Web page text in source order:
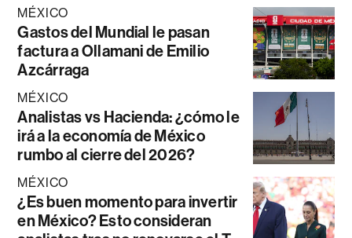
MÉXICO
Gastos del Mundial le pasan
factura a Ollamani de Emilio
Azcárraga
MÉXICO
Analistas vs Hacienda: ¿cómo le
irá a la economía de México
rumbo al cierre del 2026?
MÉXICO
¿Es buen momento para invertir
en México? Esto consideran